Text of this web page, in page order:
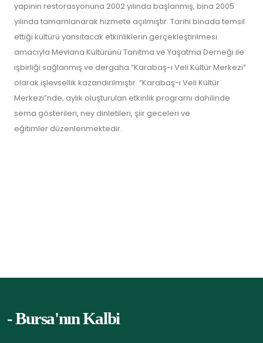
yapının restorasyonuna 2002 yılında başlanmış, bina 2005
yılında tamamlanarak hizmete açılmıştır. Tarihi binada temsil
ettiği kültürü yansıtacak etkinliklerin gerçekleştirilmesi
amacıyla Mevlana Kültürünü Tanıtma ve Yaşatma Derneği ile
işbirliği sağlanmış ve dergaha “Karabaş-ı Veli Kültür Merkezi”
olarak işlevsellik kazandırılmıştır. “Karabaş-ı Veli Kültür
Merkezi”nde, aylık oluşturulan etkinlik programı dahilinde
sema gösterileri, ney dinletileri, şiir geceleri ve
eğitimler düzenlenmektedir.
- Bursa'nın Kalbi